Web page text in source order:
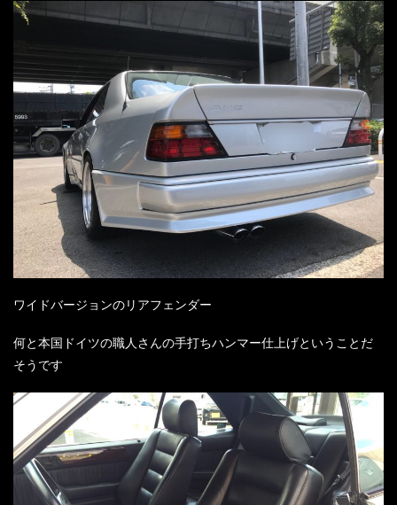
ワイドバージョンのリアフェンダー
何と本国ドイツの職人さんの手打ちハンマー仕上げということだ
そうです